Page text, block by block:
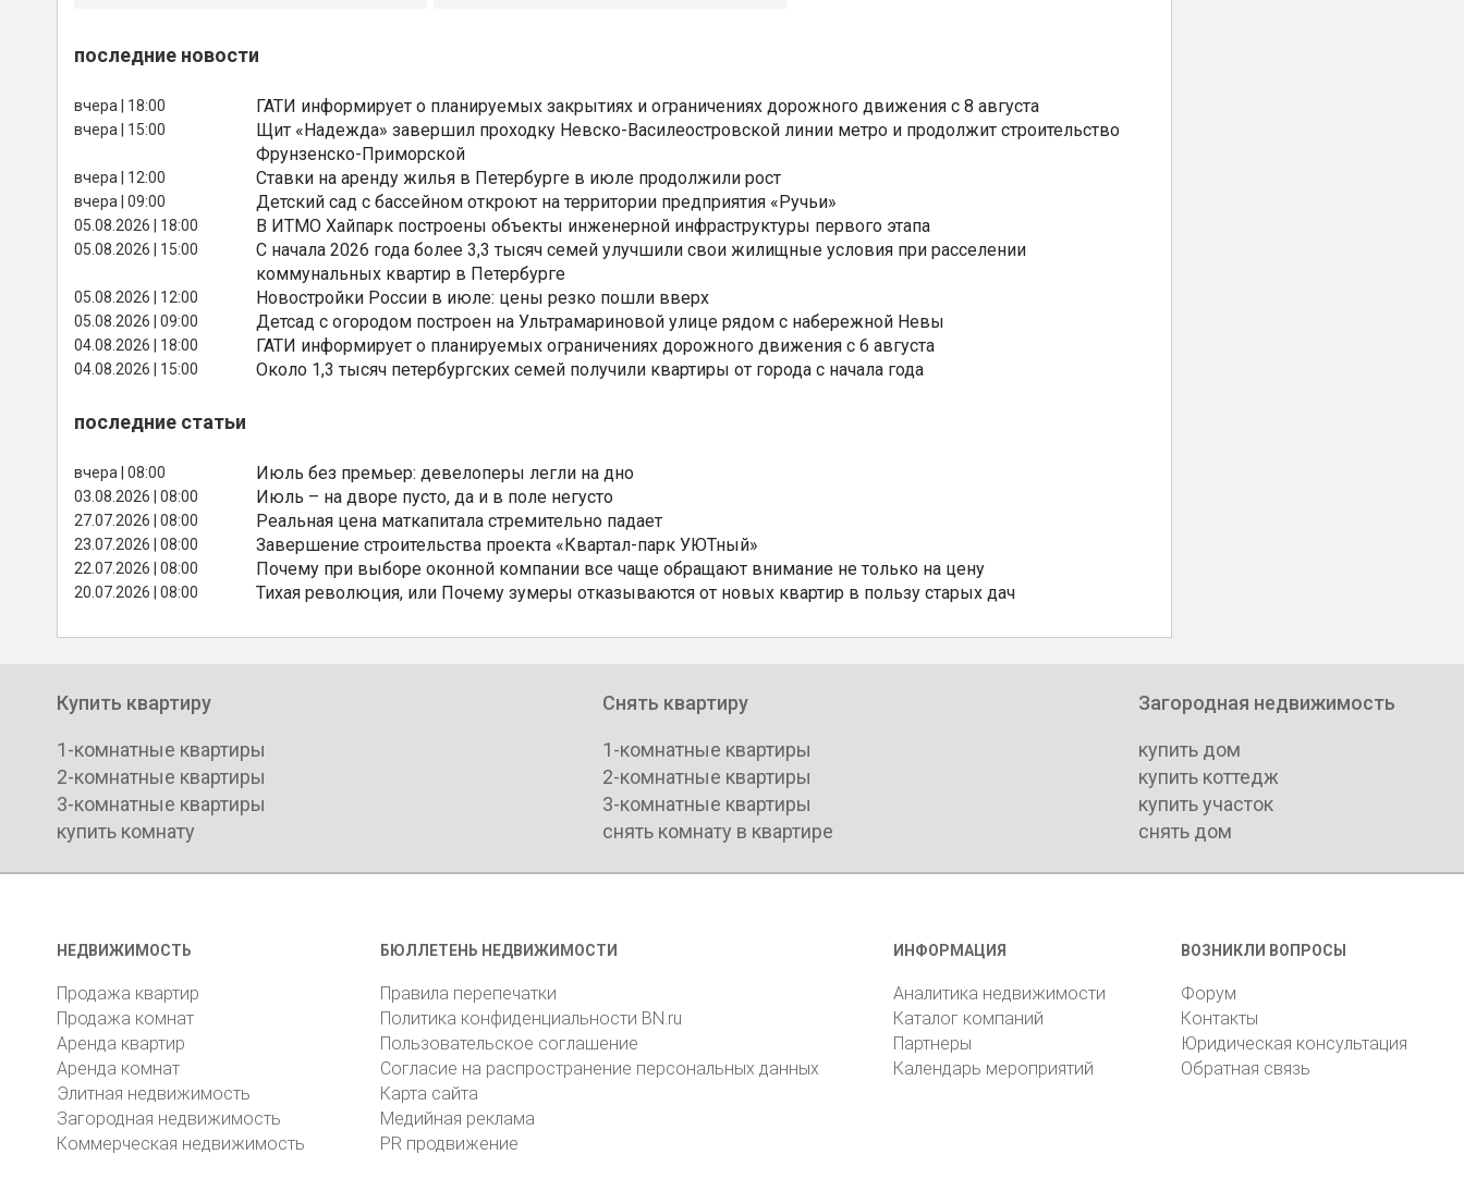
последние новости
вчера | 18:00 ГАТИ информирует о планируемых закрытиях и ограничениях дорожного движения с 8 августа
вчера | 15:00
Щит «Надежда» завершил проходку Невско-Василеостровской линии метро и продолжит строительство
Фрунзенско-Приморской
вчера | 12:00 Ставки на аренду жилья в Петербурге в июле продолжили рост
вчера | 09:00 Детский сад с бассейном откроют на территории предприятия «Ручьи»
05.08.2026 | 18:00 В ИТМО Хайпарк построены объекты инженерной инфраструктуры первого этапа
05.08.2026 | 15:00
С начала 2026 года более 3,3 тысяч семей улучшили свои жилищные условия при расселении
коммунальных квартир в Петербурге
05.08.2026 | 12:00 Новостройки России в июле: цены резко пошли вверх
05.08.2026 | 09:00 Детсад с огородом построен на Ультрамариновой улице рядом с набережной Невы
04.08.2026 | 18:00 ГАТИ информирует о планируемых ограничениях дорожного движения с 6 августа
04.08.2026 | 15:00 Около 1,3 тысяч петербургских семей получили квартиры от города с начала года
последние статьи
вчера | 08:00 Июль без премьер: девелоперы легли на дно
03.08.2026 | 08:00 Июль – на дворе пусто, да и в поле негусто
27.07.2026 | 08:00 Реальная цена маткапитала стремительно падает
23.07.2026 | 08:00 Завершение строительства проекта «Квартал-парк УЮТный»
22.07.2026 | 08:00 Почему при выборе оконной компании все чаще обращают внимание не только на цену
20.07.2026 | 08:00 Тихая революция, или Почему зумеры отказываются от новых квартир в пользу старых дач
Купить квартиру
1-комнатные квартиры
2-комнатные квартиры
3-комнатные квартиры
купить комнату
Снять квартиру
1-комнатные квартиры
2-комнатные квартиры
3-комнатные квартиры
снять комнату в квартире
Загородная недвижимость
купить дом
купить коттедж
купить участок
снять дом
НЕДВИЖИМОСТЬ
Продажа квартир
Продажа комнат
Аренда квартир
Аренда комнат
Элитная недвижимость
Загородная недвижимость
Коммерческая недвижимость
БЮЛЛЕТЕНЬ НЕДВИЖИМОСТИ
Правила перепечатки
Политика конфиденциальности BN.ru
Пользовательское соглашение
Согласие на распространение персональных данных
Карта сайта
Медийная реклама
PR продвижение
ИНФОРМАЦИЯ
Аналитика недвижимости
Каталог компаний
Партнеры
Календарь мероприятий
ВОЗНИКЛИ ВОПРОСЫ
Форум
Контакты
Юридическая консультация
Обратная связь